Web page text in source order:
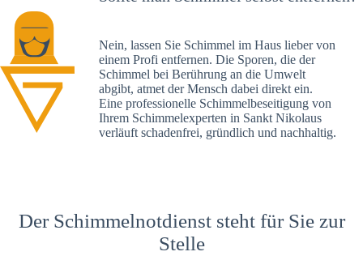
Nein, lassen Sie Schimmel im Haus lieber von
einem Profi entfernen. Die Sporen, die der
Schimmel bei Berührung an die Umwelt
abgibt, atmet der Mensch dabei direkt ein.
Eine professionelle Schimmelbeseitigung von
Ihrem Schimmelexperten in Sankt Nikolaus
verläuft schadenfrei, gründlich und nachhaltig.
Der Schimmelnotdienst steht für Sie zur
Stelle